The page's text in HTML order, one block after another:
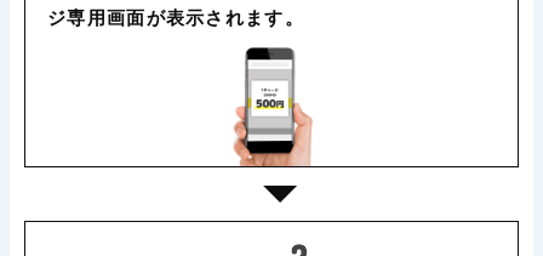
ジ専用画面が表示されます。